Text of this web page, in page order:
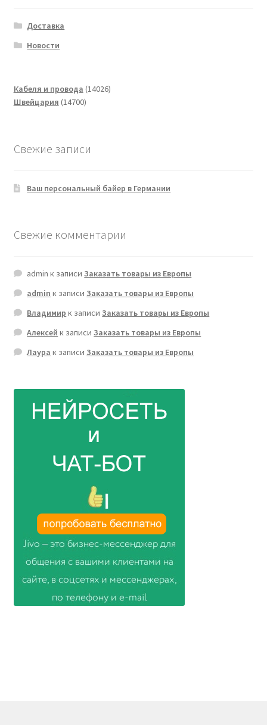
Доставка
Новости
Кабеля и провода 1402614026
Швейцария 1470014700
Свежие записи
Ваш персональный байер в Германии
Свежие комментарии
admin к записиЗаказать товары из Европы
admin к записиЗаказать товары из Европы
Владимир к записиЗаказать товары из Европы
Алексей к записиЗаказать товары из Европы
Лаура к записиЗаказать товары из Европы